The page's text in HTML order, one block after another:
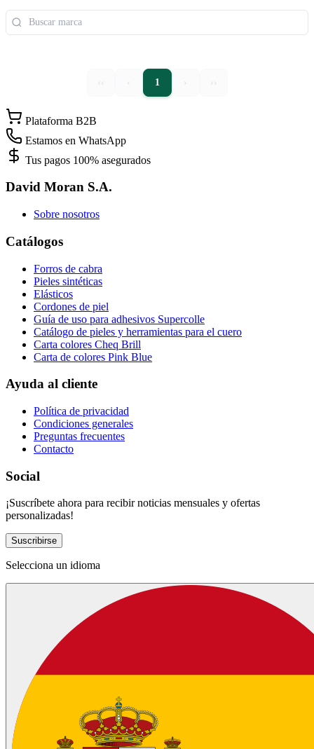
‹‹ ‹ 1 › ››
Plataforma B2B
Estamos en WhatsApp
Tus pagos 100% asegurados
David Moran S.A.
Sobre nosotros
Catálogos
Forros de cabra
Pieles sintéticas
Elásticos
Cordones de piel
Guía de uso para adhesivos Supercolle
Catálogo de pieles y herramientas para el cuero
Carta colores Cheq Brill
Carta de colores Pink Blue
Ayuda al cliente
Política de privacidad
Condiciones generales
Preguntas frecuentes
Contacto
Social
¡Suscríbete ahora para recibir noticias mensuales y ofertas
personalizadas!
Suscribirse
Selecciona un idioma